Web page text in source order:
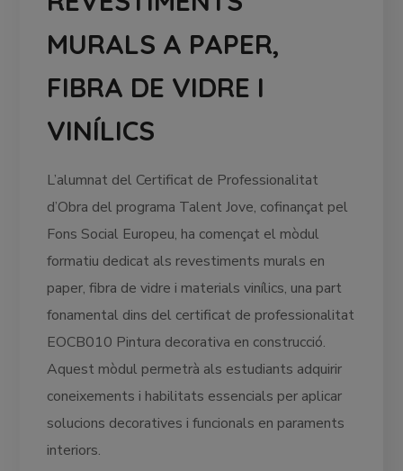
MURALS A PAPER,
FIBRA DE VIDRE I
VINÍLICS
L’alumnat del Certificat de Professionalitat
d’Obra del programa Talent Jove, cofinançat pel
Fons Social Europeu, ha començat el mòdul
formatiu dedicat als revestiments murals en
paper, fibra de vidre i materials vinílics, una part
fonamental dins del certificat de professionalitat
EOCB010 Pintura decorativa en construcció.
Aquest mòdul permetrà als estudiants adquirir
coneixements i habilitats essencials per aplicar
solucions decoratives i funcionals en paraments
interiors.